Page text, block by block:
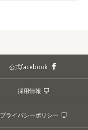
公式facebook
採用情報
プライバシーポリシー